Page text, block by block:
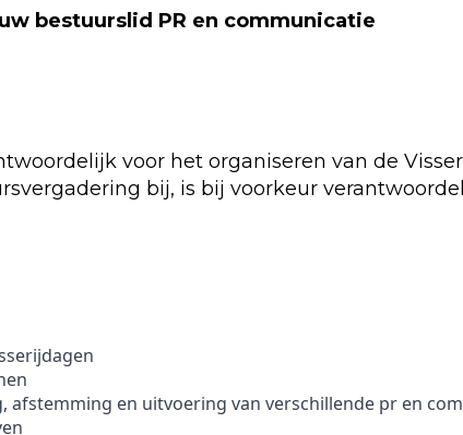
bestuurslid PR en communicatie
voor het organiseren van de
bij, is bij voorkeur
afstemming en uitvoering van verschillende pr en